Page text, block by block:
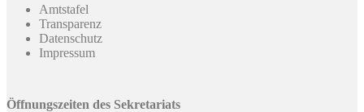
Amtstafel
Transparenz
Datenschutz
Impressum
Öffnungszeiten des Sekretariats